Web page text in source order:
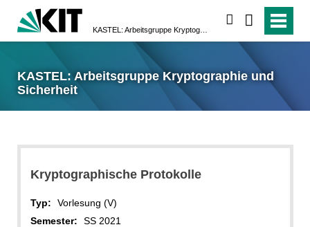
KASTEL: Arbeitsgruppe Kryptographie und
Sicherheit
Kryptographische Protokolle
Typ:
Vorlesung (V)
Semester:
SS 2021